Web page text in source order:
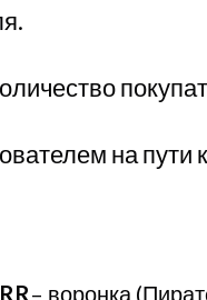
на пути
– воронка